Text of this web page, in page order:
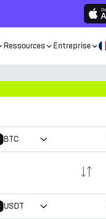
Ressources Entreprise
BTC
USDT